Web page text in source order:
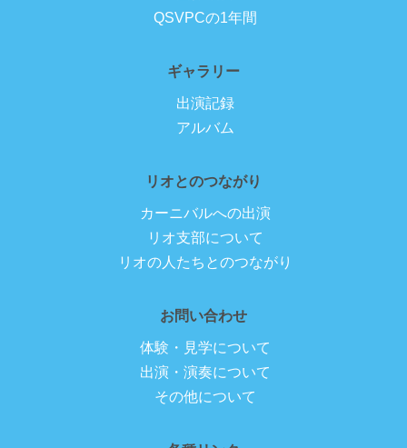
QSVPCの1年間
ギャラリー
出演記録
アルバム
リオとのつながり
カーニバルへの出演
リオ支部について
リオの人たちとのつながり
お問い合わせ
体験・見学について
出演・演奏について
その他について